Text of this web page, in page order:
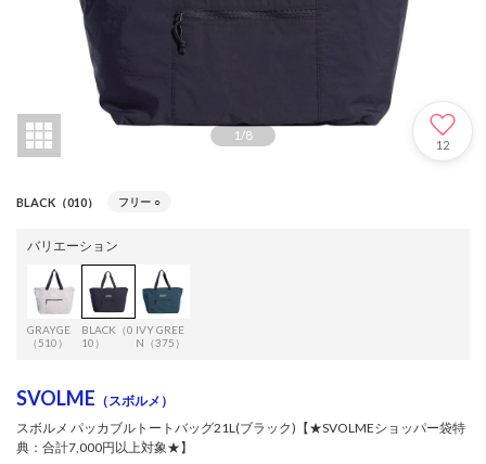
1/8
12
BLACK（010） フリー ○
バリエーション
GRAYGE
（510）
BLACK（0
10）
IVY GREE
N（375）
SVOLME （スボルメ）
スボルメ パッカブルトートバッグ21L(ブラック)【★SVOLMEショッパー袋特
典：合計7,000円以上対象★】